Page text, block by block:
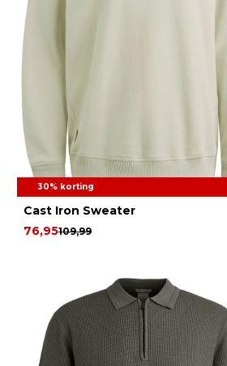
30% korting
Cast Iron Sweater
109,99
76,95